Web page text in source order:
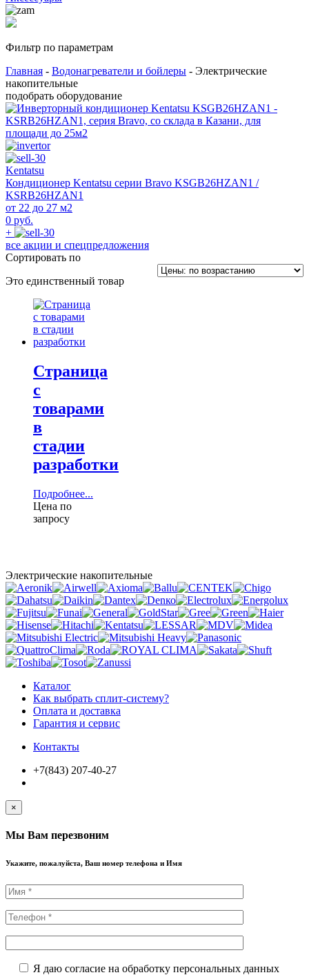
Фильтр по параметрам
Главная - Водонагреватели и бойлеры - Электрические
накопительные
подобрать оборудование
Kentatsu
Кондиционер Kentatsu серии Bravo KSGB26HZAN1 /
KSRB26HZAN1
от 22 до 27 м2
0 руб.
+
все акции и спецпредложения
Сортировать по
Это единственный товар
Страница
с
товарами
в
стадии
разработки
Подробнее...
Цена по
запросу
Электрические накопительные
Каталог
Как выбрать сплит-систему?
Оплата и доставка
Гарантия и сервис
Контакты
+7(843) 207-40-27
×
Мы Вам перезвоним
Укажите, пожалуйста, Ваш номер телефона и Имя
Я даю согласие на обработку персональных данных